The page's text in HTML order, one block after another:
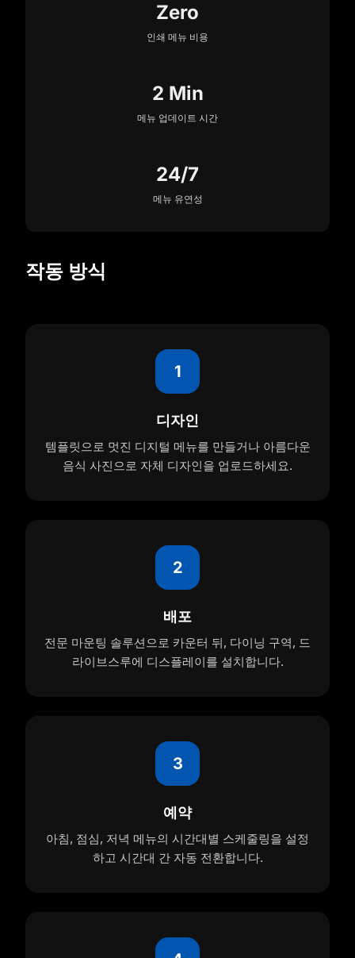
Zero
인쇄 메뉴 비용
2 Min
메뉴 업데이트 시간
24/7
메뉴 유연성
작동 방식
1
디자인
템플릿으로 멋진 디지털 메뉴를 만들거나 아름다운
음식 사진으로 자체 디자인을 업로드하세요.
2
배포
전문 마운팅 솔루션으로 카운터 뒤, 다이닝 구역, 드
라이브스루에 디스플레이를 설치합니다.
3
예약
아침, 점심, 저녁 메뉴의 시간대별 스케줄링을 설정
하고 시간대 간 자동 전환합니다.